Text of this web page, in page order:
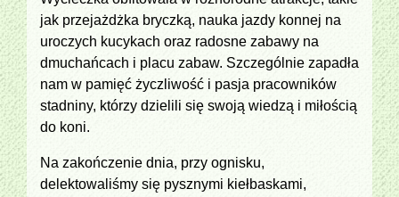
jak przejażdżka bryczką, nauka jazdy konnej na
uroczych kucykach oraz radosne zabawy na
dmuchańcach i placu zabaw. Szczególnie zapadła
nam w pamięć życzliwość i pasja pracowników
stadniny, którzy dzielili się swoją wiedzą i miłością
do koni.
Na zakończenie dnia, przy ognisku,
delektowaliśmy się pysznymi kiełbaskami,